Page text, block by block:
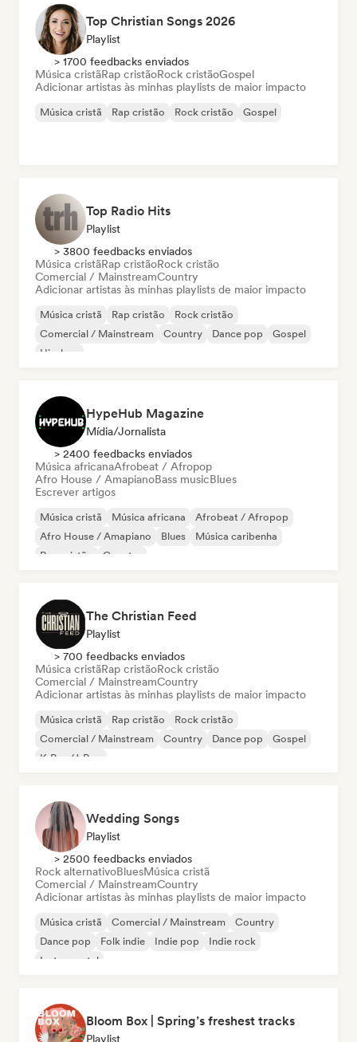
Top Christian Songs 2026
Playlist
> 1700 feedbacks enviados
Música cristãRap cristãoRock cristãoGospel
Adicionar artistas às minhas playlists de maior impacto
Música cristã Rap cristão Rock cristão Gospel
Top Radio Hits
Playlist
> 3800 feedbacks enviados
Música cristãRap cristãoRock cristão
Comercial / MainstreamCountry
Adicionar artistas às minhas playlists de maior impacto
Música cristã Rap cristão
Rock cristão
Comercial / Mainstream
Country Dance pop
Gospel
Hip-hop
HypeHub Magazine
Mídia/Jornalista
> 2400 feedbacks enviados
Música africanaAfrobeat / Afropop
Afro House / AmapianoBass musicBlues
Escrever artigos
Música cristã Música africana
Afrobeat / Afropop
Afro House / Amapiano
Blues
Música caribenha
Rap cristão
Country
The Christian Feed
Playlist
> 700 feedbacks enviados
Música cristãRap cristãoRock cristão
Comercial / MainstreamCountry
Adicionar artistas às minhas playlists de maior impacto
Música cristã Rap cristão
Rock cristão
Comercial / Mainstream
Country Dance pop
Gospel
K-Pop/J-Pop
Wedding Songs
Playlist
> 2500 feedbacks enviados
Rock alternativoBluesMúsica cristã
Comercial / MainstreamCountry
Adicionar artistas às minhas playlists de maior impacto
Música cristã Comercial / Mainstream
Country
Dance pop
Folk indie Indie pop
Indie rock
Instrumental
Bloom Box | Spring’s freshest tracks
Playlist